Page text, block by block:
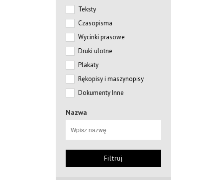
Teksty
Czasopisma
Wycinki prasowe
Druki ulotne
Plakaty
Rękopisy i maszynopisy
Dokumenty Inne
Nazwa
Filtruj